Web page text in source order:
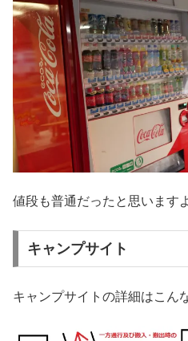
値段も普通だったと思いますよ
キャンプサイト
キャンプサイトの詳細はこん